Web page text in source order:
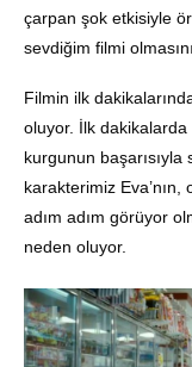
çarpan şok etkisiyle
sevdiğim filmi
Filmin ilk
oluyor. İlk dakikalarda
kurgunun başarısıyla
karakterimiz
adım adım görüyor
neden oluyor.